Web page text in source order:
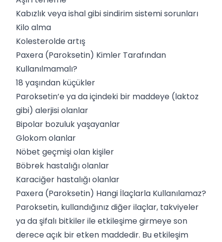
Kabızlık veya ishal gibi sindirim sistemi sorunları
Kilo alma
Kolesterolde artış
Paxera (Paroksetin) Kimler Tarafından
Kullanılmamalı?
18 yaşından küçükler
Paroksetin’e ya da içindeki bir maddeye (laktoz
gibi) alerjisi olanlar
Bipolar bozuluk yaşayanlar
Glokom olanlar
Nöbet geçmişi olan kişiler
Böbrek hastalığı olanlar
Karaciğer hastalığı olanlar
Paxera (Paroksetin) Hangi İlaçlarla Kullanılamaz?
Paroksetin, kullandığınız diğer ilaçlar, takviyeler
ya da şifalı bitkiler ile etkileşime girmeye son
derece açık bir etken maddedir. Bu etkileşim